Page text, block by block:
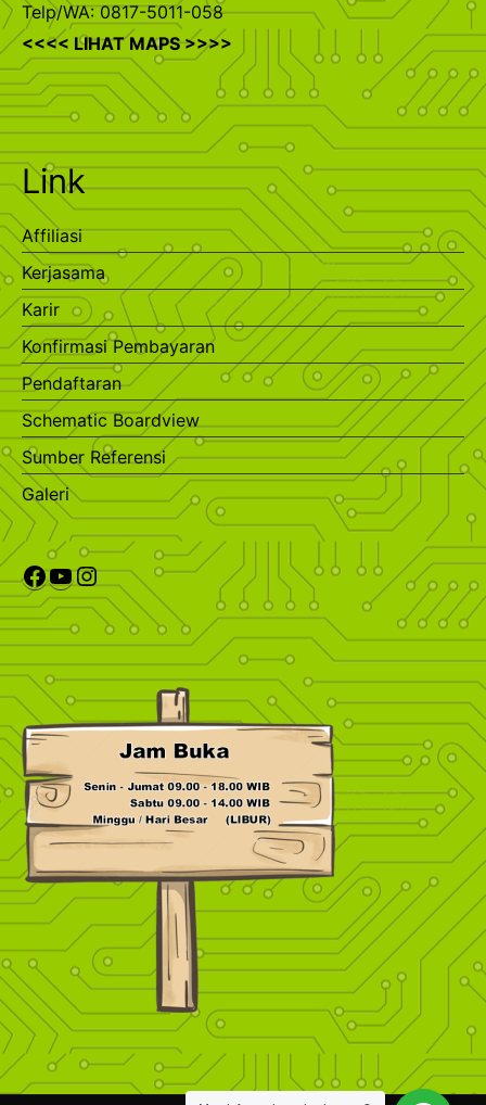
Telp/WA: 0817-5011-058
<<<< LIHAT MAPS >>>>
Link
Affiliasi
Kerjasama
Karir
Konfirmasi Pembayaran
Pendaftaran
Schematic Boardview
Sumber Referensi
Galeri